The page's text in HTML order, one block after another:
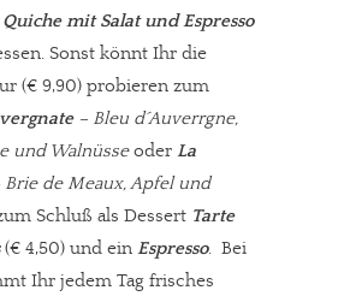
mit Salat und Espresso
Sonst könnt Ihr die
(€ 9,90) probieren zum
– Bleu d´Auverrgne,
und Walnüsseoder La
de Meaux, Apfel und
Schluß als Dessert Tarte
(€ 4,50) und ein Espresso. Bei
Ihr jedem Tag frisches